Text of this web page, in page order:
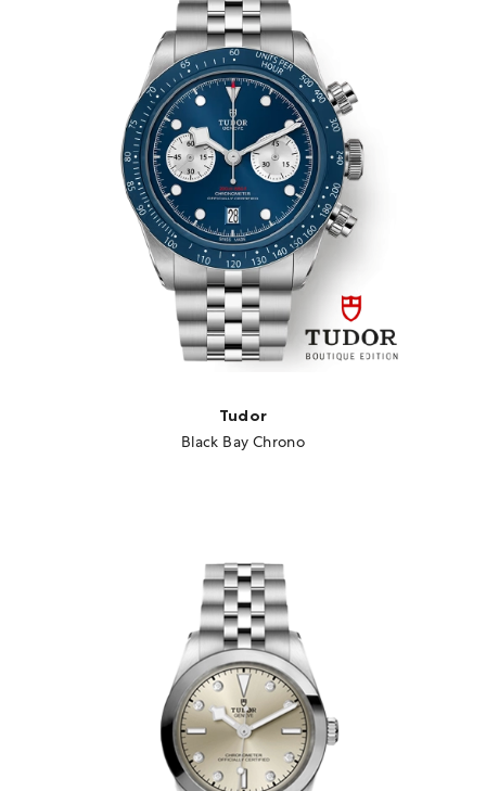
Tudor
Black Bay Chrono